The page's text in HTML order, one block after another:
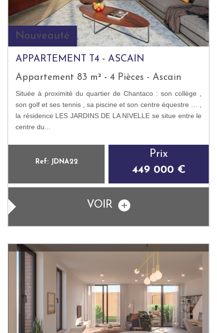
Nouveauté
APPARTEMENT T4 - ASCAIN
Appartement 83 m² - 4 Pièces - Ascain
Située à proximité du quartier de Chantaco : son collège ,
son golf et ses tennis , sa piscine et son centre équestre … ,
la résidence LES JARDINS DE LA NIVELLE se situe entre le
centre du...
Ref: JDNA22
Prix
449 000 €
VOIR